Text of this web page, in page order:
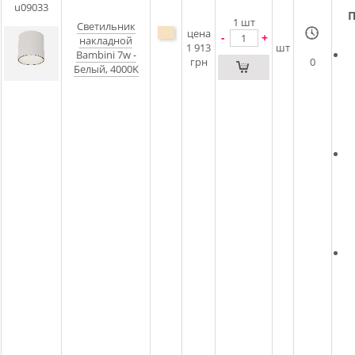
u09033
Светильник
накладной
Bambini 7w -
Белый, 4000K
цена
1 913
грн
1 шт
- +
шт
0